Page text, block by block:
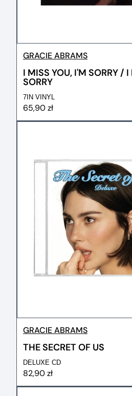
GRACIE ABRAMS
I MISS YOU, I'M SORRY /
SORRY
7IN VINYL
65,90 zł
GRACIE ABRAMS
THE SECRET OF US
DELUXE CD
82,90 zł